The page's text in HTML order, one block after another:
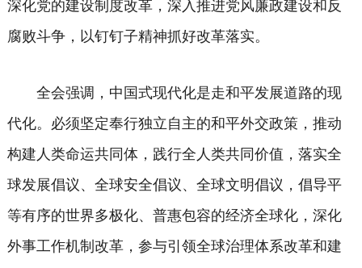
深化党的建设制度改革，深入推进党风廉政建设和反
腐败斗争，以钉钉子精神抓好改革落实。
全会强调，中国式现代化是走和平发展道路的现
代化。必须坚定奉行独立自主的和平外交政策，推动
构建人类命运共同体，践行全人类共同价值，落实全
球发展倡议、全球安全倡议、全球文明倡议，倡导平
等有序的世界多极化、普惠包容的经济全球化，深化
外事工作机制改革，参与引领全球治理体系改革和建